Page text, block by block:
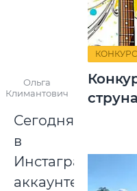
Ольга
Климантович
Сегодня
в
Инстаграм-
аккаунте